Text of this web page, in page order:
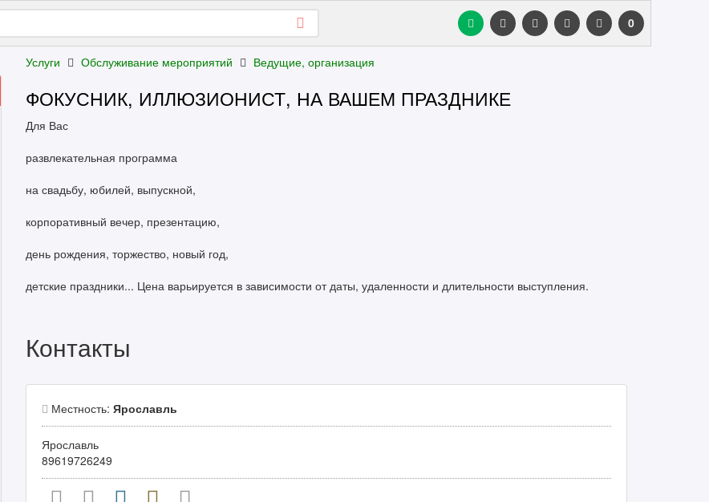
0
Услуги Обслуживание мероприятий Ведущие, организация
ФОКУСНИК, ИЛЛЮЗИОНИСТ, НА ВАШЕМ ПРАЗДНИКЕ
Для Вас
развлекательная программа
на свадьбу, юбилей, выпускной,
корпоративный вечер, презентацию,
день рождения, торжество, новый год,
детские праздники... Цена варьируется в зависимости от даты, удаленности и длительности выступления.
Контакты
Местность: Ярославль
Ярославль
89619726249